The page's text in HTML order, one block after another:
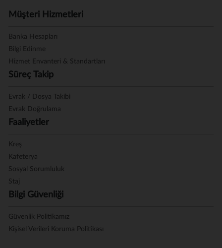
Müşteri Hizmetleri
Banka Hesapları
Bilgi Edinme
Hizmet Envanteri & Standartları
Süreç Takip
Evrak / Dosya Takibi
Evrak Doğrulama
Faaliyetler
Kreş
Kafeterya
Sosyal Sorumluluk
Staj
Bilgi Güvenliği
Güvenlik Politikamız
Kişisel Verileri Koruma Politikası